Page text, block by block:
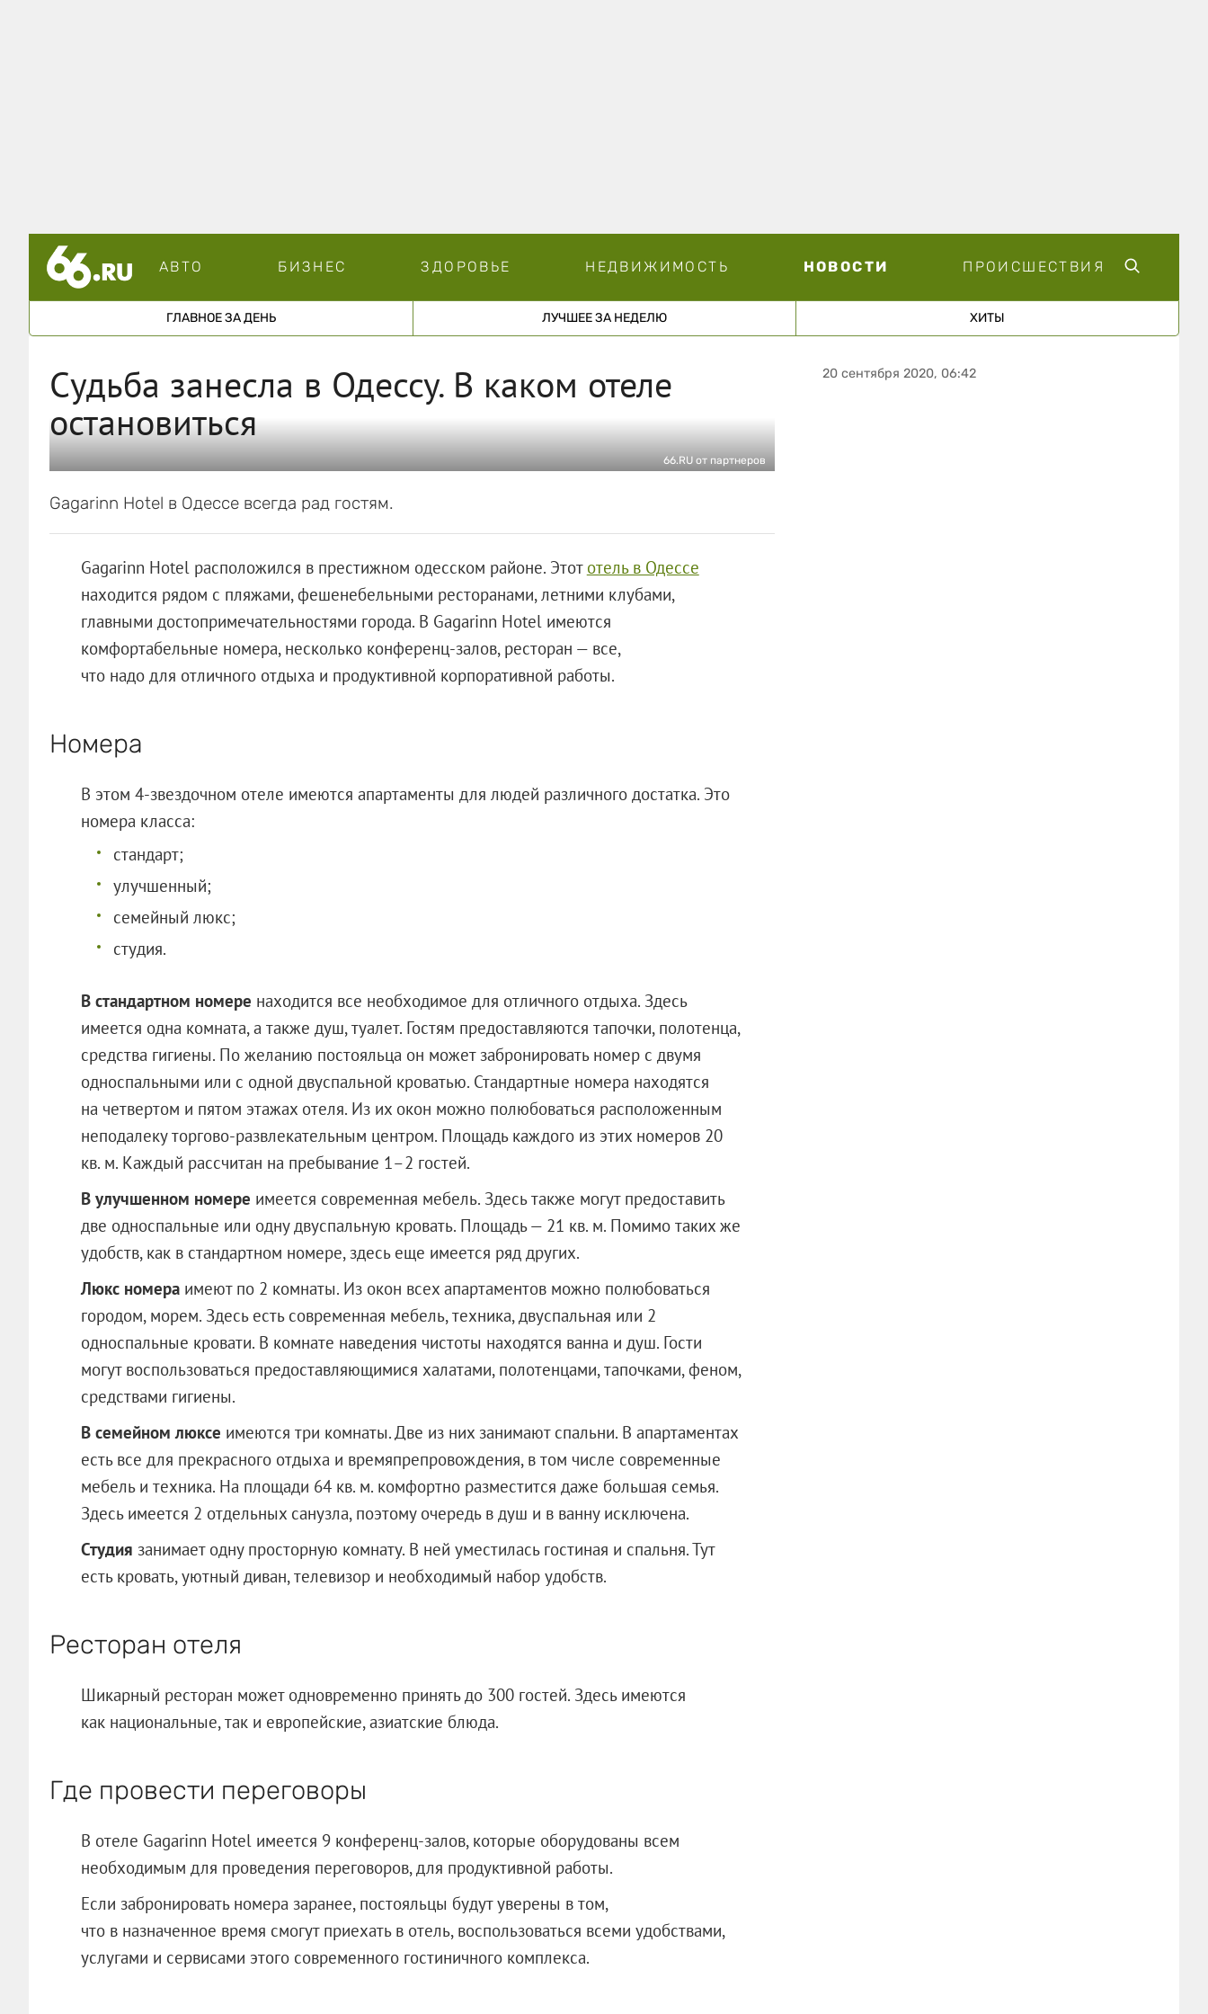
АВТО БИЗНЕС ЗДОРОВЬЕ НЕДВИЖИМОСТЬ НОВОСТИ ПРОИСШЕСТВИЯ
ГЛАВНОЕ ЗА ДЕНЬ ЛУЧШЕЕ ЗА НЕДЕЛЮ ХИТЫ
Судьба занесла в Одессу. В каком отеле
остановиться
66.RU от партнеров
Gagarinn Hotel в Одессе всегда рад гостям.
Gagarinn Hotel расположился в престижном одесском районе. Этот отель в Одессе
находится рядом с пляжами, фешенебельными ресторанами, летними клубами,
главными достопримечательностями города. В Gagarinn Hotel имеются
комфортабельные номера, несколько конференц-залов, ресторан — все,
что надо для отличного отдыха и продуктивной корпоративной работы.
Номера
В этом 4-звездочном отеле имеются апартаменты для людей различного достатка. Это
номера класса:
стандарт;
улучшенный;
семейный люкс;
студия.
В стандартном номере находится все необходимое для отличного отдыха. Здесь
имеется одна комната, а также душ, туалет. Гостям предоставляются тапочки, полотенца,
средства гигиены. По желанию постояльца он может забронировать номер с двумя
односпальными или с одной двуспальной кроватью. Стандартные номера находятся
на четвертом и пятом этажах отеля. Из их окон можно полюбоваться расположенным
неподалеку торгово-развлекательным центром. Площадь каждого из этих номеров 20
кв. м. Каждый рассчитан на пребывание 1–2 гостей.
В улучшенном номере имеется современная мебель. Здесь также могут предоставить
две односпальные или одну двуспальную кровать. Площадь — 21 кв. м. Помимо таких же
удобств, как в стандартном номере, здесь еще имеется ряд других.
Люкс номераимеют по 2 комнаты. Из окон всех апартаментов можно полюбоваться
городом, морем. Здесь есть современная мебель, техника, двуспальная или 2
односпальные кровати. В комнате наведения чистоты находятся ванна и душ. Гости
могут воспользоваться предоставляющимися халатами, полотенцами, тапочками, феном,
средствами гигиены.
В семейном люксе имеются три комнаты. Две из них занимают спальни. В апартаментах
есть все для прекрасного отдыха и времяпрепровождения, в том числе современные
мебель и техника. На площади 64 кв. м. комфортно разместится даже большая семья.
Здесь имеется 2 отдельных санузла, поэтому очередь в душ и в ванну исключена.
Студия занимает одну просторную комнату. В ней уместилась гостиная и спальня. Тут
есть кровать, уютный диван, телевизор и необходимый набор удобств.
Ресторан отеля
Шикарный ресторан может одновременно принять до 300 гостей. Здесь имеются
как национальные, так и европейские, азиатские блюда.
Где провести переговоры
В отеле Gagarinn Hotel имеется 9 конференц-залов, которые оборудованы всем
необходимым для проведения переговоров, для продуктивной работы.
Если забронировать номера заранее, постояльцы будут уверены в том,
что в назначенное время смогут приехать в отель, воспользоваться всеми удобствами,
услугами и сервисами этого современного гостиничного комплекса.
20 сентября 2020, 06:42